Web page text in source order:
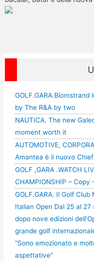
by The R&A by two
NAUTICA. The new
moment worth it
AUTOMOTIVE,
Amantea è il nuovo
GOLF ,GARA .WATCH
CHAMPIONSHIP – Copy
GOLF.GARA. Il Golf
Italian Open Dal 25 al
dopo nove edizioni
grande golf
“Sono emozionato e
aspettative”